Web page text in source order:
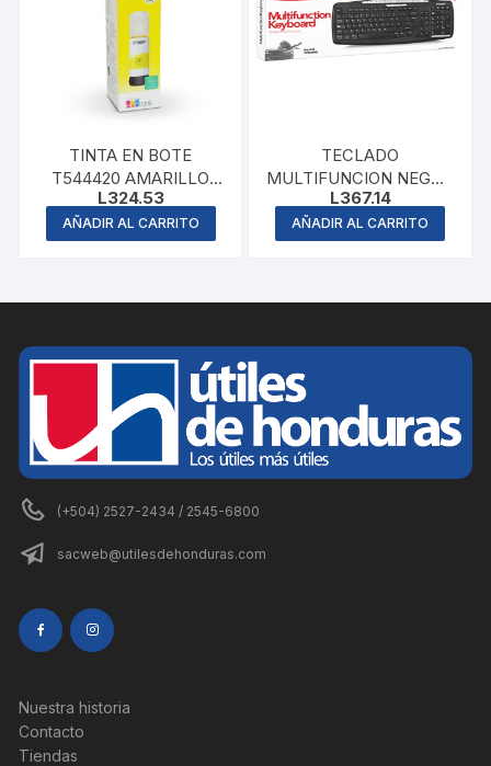
TINTA EN BOTE
T544420 AMARILLO
EPSON
L324.53
AÑADIR AL CARRITO
TECLADO
MULTIFUNCION NEGRO
MAXELL
L367.14
AÑADIR AL CARRITO
(+504) 2527-2434 / 2545-6800
sacweb@utilesdehonduras.com
Nuestra historia
Contacto
Tiendas